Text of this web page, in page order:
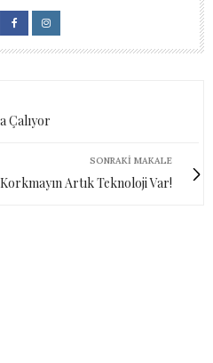
Çalıyor
SONRAKI MAKALE
Artık Teknoloji Var!